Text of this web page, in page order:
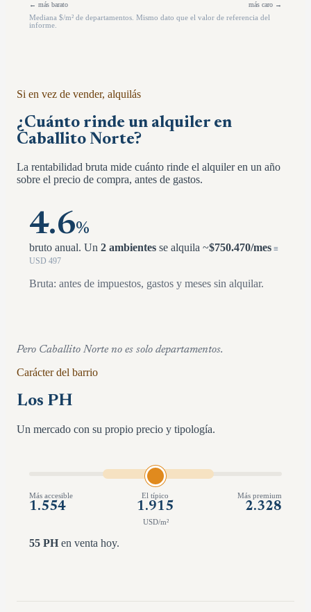
← más barato
más caro →
Mediana $/m² de departamentos. Mismo dato que el valor de referencia del
informe.
Si en vez de vender, alquilás
¿Cuánto rinde un alquiler en
Caballito Norte?
La rentabilidad bruta mide cuánto rinde el alquiler en un año
sobre el precio de compra, antes de gastos.
4.6%
bruto anual. Un 2 ambientes se alquila ~$750.470/mes ≡
USD 497
Bruta: antes de impuestos, gastos y meses sin alquilar.
Pero Caballito Norte no es solo departamentos.
Carácter del barrio
Los PH
Un mercado con su propio precio y tipología.
Más accesible
1.554
El típico
1.915
Más premium
2.328
USD/m²
55 PH en venta hoy.